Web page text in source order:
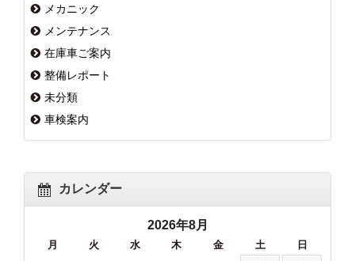
メカニック
メンテナンス
在庫車ご案内
整備レポート
未分類
車検案内
カレンダー
2026年8月
月 火 水 木 金 土 日